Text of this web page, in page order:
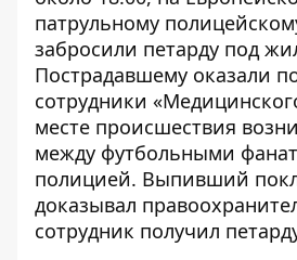
патрульному
забросили петарду под
Пострадавшему оказали
сотрудники «
месте происшествия
между футбольными
полицией. Выпивший
доказывал
сотрудник получил